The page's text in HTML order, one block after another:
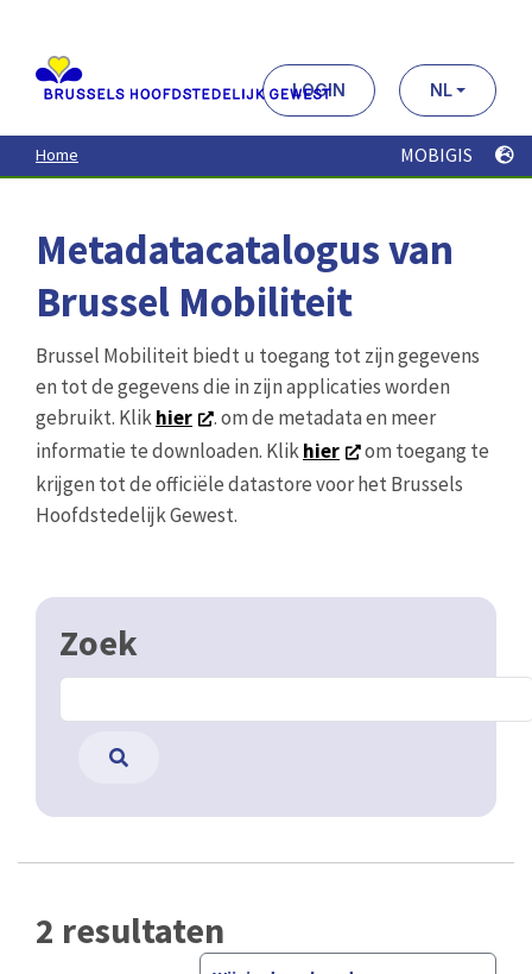
contenu
principal
LOGIN NL
Home MOBIGIS
Metadatacatalogus van
Brussel Mobiliteit
Brussel Mobiliteit biedt u toegang tot zijn gegevens
en tot de gegevens die in zijn applicaties worden
gebruikt. Klikhier
. om de metadata en meer
informatie te downloaden. Klikhier
om toegang te
krijgen tot de officiële datastore voor het Brussels
Hoofdstedelijk Gewest.
Zoek
2 resultaten